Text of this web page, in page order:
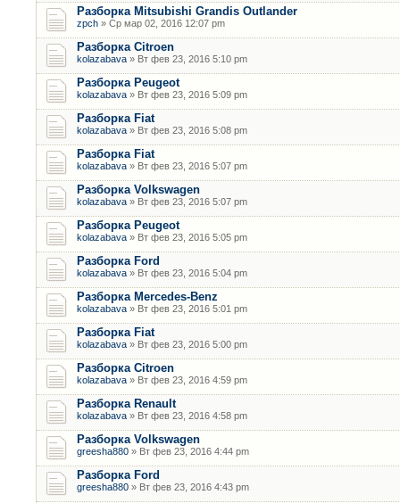
Разборка Mitsubishi Grandis Outlander
zpch » Ср мар 02, 2016 12:07 pm
Разборка Citroen
kolazabava » Вт фев 23, 2016 5:10 pm
Разборка Peugeot
kolazabava » Вт фев 23, 2016 5:09 pm
Разборка Fiat
kolazabava » Вт фев 23, 2016 5:08 pm
Разборка Fiat
kolazabava » Вт фев 23, 2016 5:07 pm
Разборка Volkswagen
kolazabava » Вт фев 23, 2016 5:07 pm
Разборка Peugeot
kolazabava » Вт фев 23, 2016 5:05 pm
Разборка Ford
kolazabava » Вт фев 23, 2016 5:04 pm
Разборка Mercedes-Benz
kolazabava » Вт фев 23, 2016 5:01 pm
Разборка Fiat
kolazabava » Вт фев 23, 2016 5:00 pm
Разборка Citroen
kolazabava » Вт фев 23, 2016 4:59 pm
Разборка Renault
kolazabava » Вт фев 23, 2016 4:58 pm
Разборка Volkswagen
greesha880 » Вт фев 23, 2016 4:44 pm
Разборка Ford
greesha880 » Вт фев 23, 2016 4:43 pm